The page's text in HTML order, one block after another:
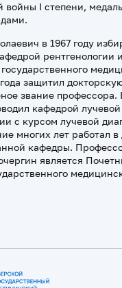
войны I степени,
в 1967 году
рентгенологии
защитил
звание профессора.
кафедрой
с курсом лучевой
многих лет работал в
кафедры.
является